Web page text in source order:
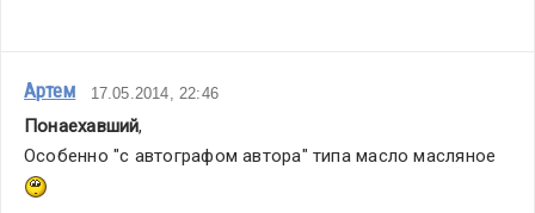
Артем 17.05.2014, 22:46
Понаехавший,
Особенно "с автографом автора" типа масло масляное